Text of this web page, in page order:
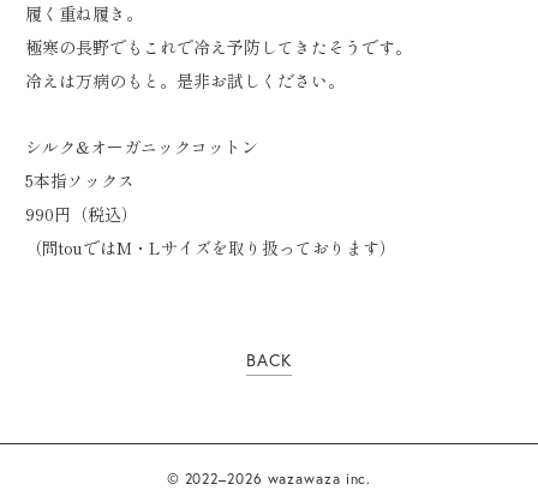
履く重ね履き。
極寒の長野でもこれで冷え予防してきたそうです。
冷えは万病のもと。是非お試しください。
シルク&オーガニックコットン
5本指ソックス
990円（税込）
（問touではM・Lサイズを取り扱っております）
BACK
© 2022–2026 wazawaza inc.